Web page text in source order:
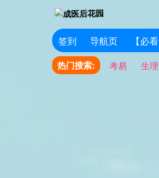
签到 导航页 【必
热门搜索: 考易 生理